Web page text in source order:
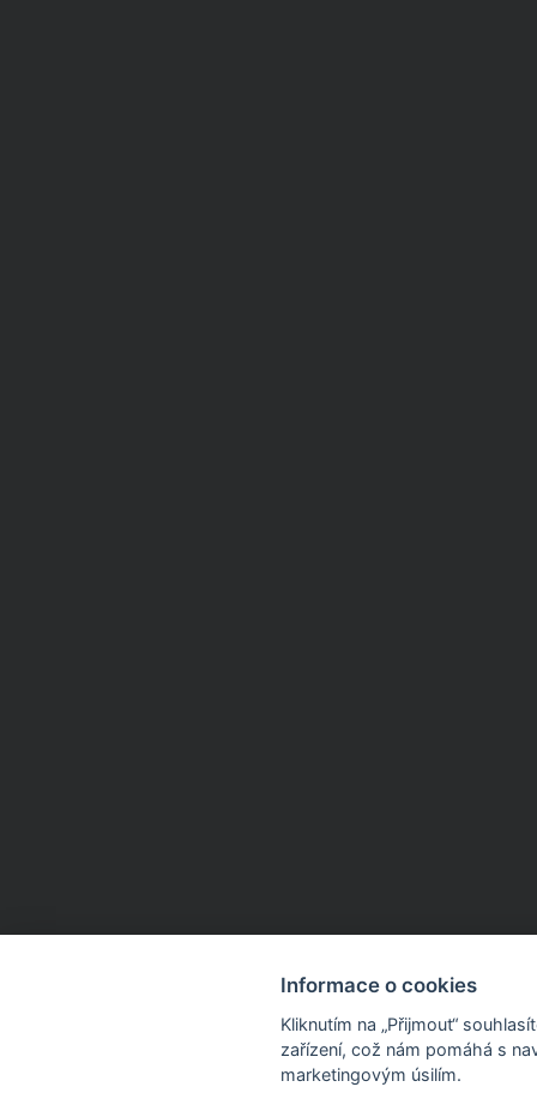
Informace o cookies
Kliknutím na „Přijmout“
zařízení, což nám pomáhá s
marketingovým úsilím.